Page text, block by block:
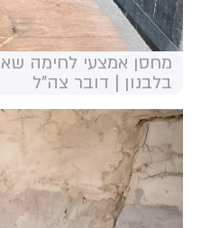
מחסן אמצעי לחימה
בלבנון | דובר צה"ל